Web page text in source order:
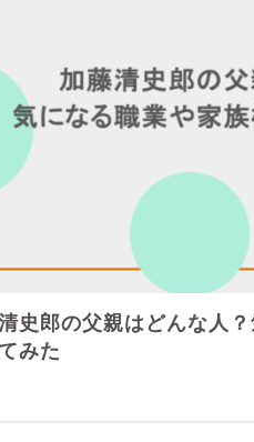
史郎の父親はどんな人
みた